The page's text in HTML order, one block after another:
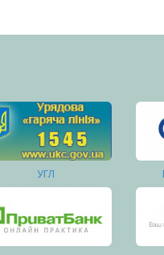
УГЛ